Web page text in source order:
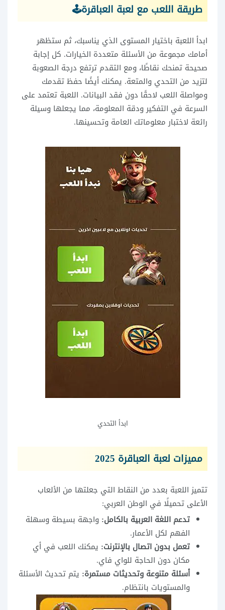
طريقة اللعب مع لعبة العباقرة🕹️
ابدأ اللعبة باختيار المستوى الذي يناسبك، ثم ستظهر
أمامك مجموعة من الأسئلة متعددة الخيارات. كل إجابة
صحيحة تمنحك نقاطًا، ومع التقدم ترتفع درجة الصعوبة
لتزيد من التحدي والمتعة. يمكنك أيضًا حفظ تقدمك
ومواصلة اللعب لاحقًا دون فقد البيانات. اللعبة تعتمد على
السرعة في التفكير ودقة المعلومة، مما يجعلها وسيلة
رائعة لاختبار معلوماتك العامة وتحسينها.
ابدأ التحدي
مميزات لعبة العباقرة 2025
تتميز اللعبة بعدد من النقاط التي جعلتها من الألعاب
الأعلى تحميلًا في الوطن العربي:
تدعم اللغة العربية بالكامل: واجهة بسيطة وسهلة
الفهم لكل الأعمار.
تعمل بدون اتصال بالإنترنت: يمكنك اللعب في أي
مكان دون الحاجة للواي فاي.
أسئلة متنوعة وتحديثات مستمرة: يتم تحديث الأسئلة
والمستويات بانتظام.